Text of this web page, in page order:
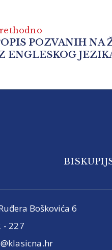
POZVANIH NA
ENGLESKOG
Boškovića 6
- 227